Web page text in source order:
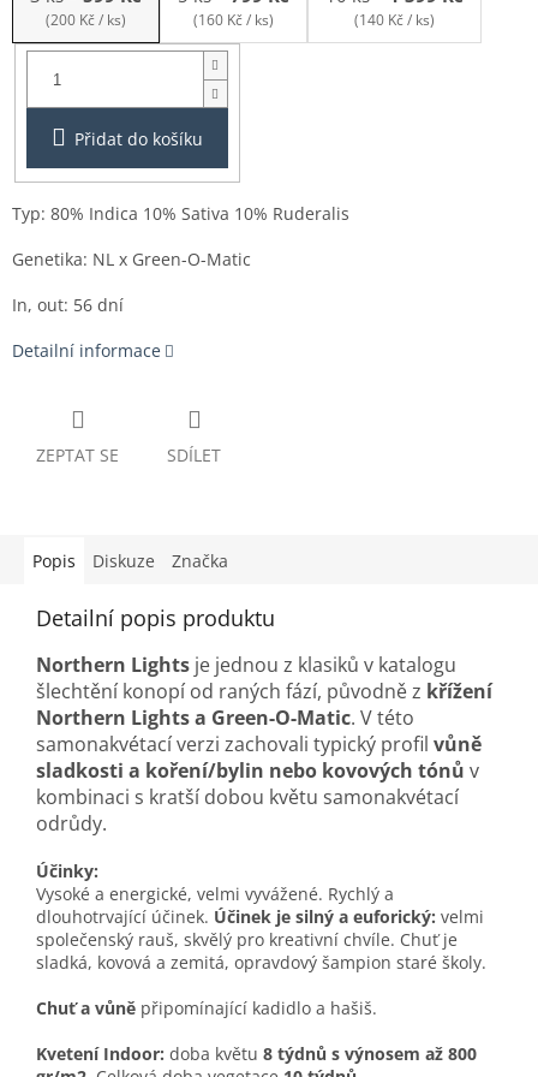
(200 Kč / ks) (160 Kč / ks) (140 Kč / ks)
Balení:
Přidat do košíku
Typ: 80% Indica 10% Sativa 10% Ruderalis
Genetika: NL x Green-O-Matic
In, out: 56 dní
Detailní informace
ZEPTAT SE SDÍLET
Popis Diskuze Značka
Detailní popis produktu
Northern Lights je jednou z klasiků v katalogu
šlechtění konopí od raných fází, původně z křížení
Northern Lights a Green-O-Matic. V této
samonakvétací verzi zachovali typický profil vůně
sladkosti a koření/bylin nebo kovových tónů v
kombinaci s kratší dobou květu samonakvétací
odrůdy.
Účinky:
Vysoké a energické, velmi vyvážené. Rychlý a
dlouhotrvající účinek. Účinek je silný a euforický: velmi
společenský rauš, skvělý pro kreativní chvíle. Chuť je
sladká, kovová a zemitá, opravdový šampion staré školy.
Chuť a vůně připomínající kadidlo a hašiš.
Kvetení Indoor: doba květu 8 týdnů s výnosem až 800